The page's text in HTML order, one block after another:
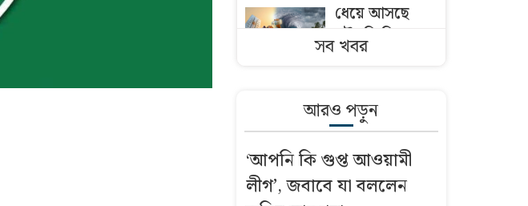
ধেয়ে আসছে
মৌসুমি নিম্নচাপ,
তাপপ্রবাহের সঙ্গে
বজ্রঝড়
আজকের
নামাজের
সময়সূচি: ৮
সব খবর
আরও পড়ুন
‘আপনি কি গুপ্ত আওয়ামী
লীগ’, জবাবে যা বললেন